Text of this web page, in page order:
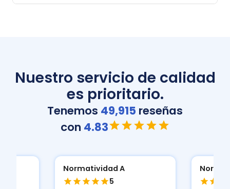
Nuestro servicio de calidad
es prioritario.
Tenemos 49,915 reseñas
con 4.83
Normatividad A
5